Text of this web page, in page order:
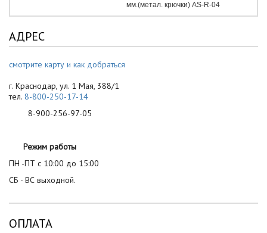
мм.(метал. крючки) AS-R-04
АДРЕС
смотрите карту и как добраться
г. Краснодар, ул. 1 Мая, 388/1
тел. 8-800-250-17-14
8-900-256-97-05
Режим работы
ПН -ПТ с 10:00 до 15:00
СБ - ВС выходной.
ОПЛАТА